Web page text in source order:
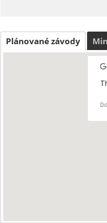
Plánované závody